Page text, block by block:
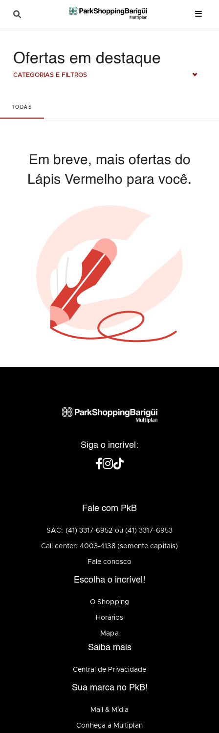
Ofertas em destaque
CATEGORIAS E FILTROS
TODAS
Em breve, mais ofertas do
Lápis Vermelho para você.
Siga o incrível:
Fale com PkB
SAC: (41) 3317-6952 ou (41) 3317-6953
Call center: 4003-4138 (somente capitais)
Fale conosco
Escolha o incrível!
O Shopping
Horários
Mapa
Saiba mais
Central de Privacidade
Sua marca no PkB!
Mall & Mídia
Conheça a Multiplan